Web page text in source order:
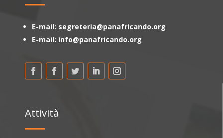
E-mail: segreteria@panafricando.org
E-mail: info@panafricando.org
Attività